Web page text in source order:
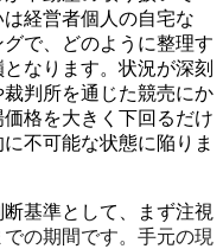
経営者個人の自宅な
で、どのように整理す
なります。状況が深刻
判所を通じた競売にか
格を大きく下回るだけ
不可能な状態に陥りま
基準として、まず注視
の期間です。手元の現